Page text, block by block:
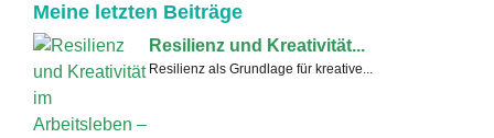
Meine letzten Beiträge
Resilienz und Kreativität...
Resilienz als Grundlage für kreative...